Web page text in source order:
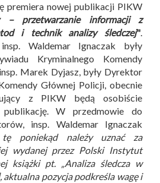
premiera nowej publikacji PIKW
– przetwarzanie informacji z
i technik analizy śledczej".
Waldemar Ignaczak były
Kryminalnego Komendy
Marek Dyjasz, były Dyrektor
Głównej Policji, obecnie
z PIKW będą osobiście
publikację. W przedmowie do
insp. Waldemar Ignaczak
tę poniekąd należy uznać za
wydanej przez Polski Instytut
książki pt. „Analiza śledcza w
pozycja podkreśla wagę i